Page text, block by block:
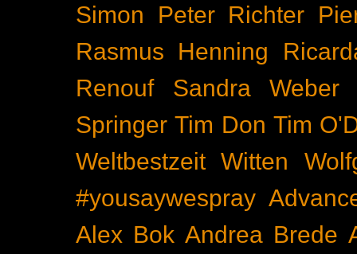
Simon
Peter Richter
Rasmus Henning
Renouf
Sandra Weber
Springer Tim Don Tim
Weltbestzeit Witten
#yousaywespray
Alex Bok Andrea Brede